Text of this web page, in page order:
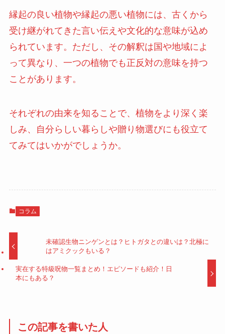
縁起の良い植物や縁起の悪い植物には、古くから
受け継がれてきた言い伝えや文化的な意味が込め
られています。ただし、その解釈は国や地域によ
って異なり、一つの植物でも正反対の意味を持つ
ことがあります。
それぞれの由来を知ることで、植物をより深く楽
しみ、自分らしい暮らしや贈り物選びにも役立て
てみてはいかがでしょうか。
コラム
未確認生物ニンゲンとは？ヒトガタとの違いは？北極に
はアミクックもいる？
実在する特級呪物一覧まとめ！エピソードも紹介！日
本にもある？
この記事を書いた人